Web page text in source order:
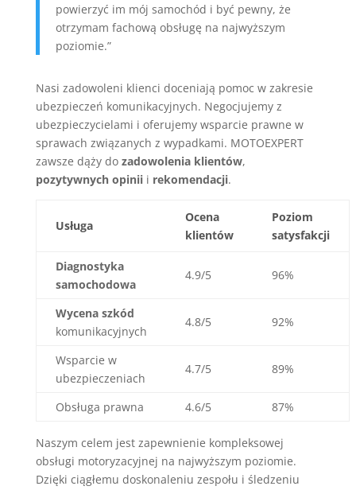
powierzyć im mój samochód i być pewny, że
otrzymam fachową obsługę na najwyższym
poziomie.”
Nasi zadowoleni klienci doceniają pomoc w zakresie
ubezpieczeń komunikacyjnych. Negocjujemy z
ubezpieczycielami i oferujemy wsparcie prawne w
sprawach związanych z wypadkami. MOTOEXPERT
zawsze dąży do zadowolenia klientów,
pozytywnych opiniii rekomendacji.
Usługa
Ocena
klientów
Poziom
satysfakcji
Diagnostyka
samochodowa
4.9/5 96%
Wycena szkód
komunikacyjnych
4.8/5 92%
Wsparcie w
ubezpieczeniach
4.7/5 89%
Obsługa prawna 4.6/5 87%
Naszym celem jest zapewnienie kompleksowej
obsługi motoryzacyjnej na najwyższym poziomie.
Dzięki ciągłemu doskonaleniu zespołu i śledzeniu